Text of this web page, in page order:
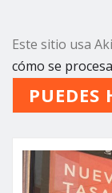
Este sitio usa
cómo se
PUEDES